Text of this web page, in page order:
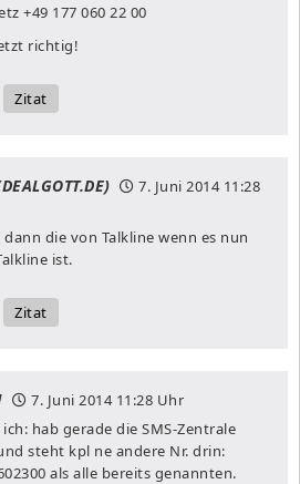
+49 177 060 22 00
richtig!
Zitat
7. Juni 201411:28
dann die von Talkline wenn es nun
ist.
Zitat
7. Juni 201411:28 Uhr
hab gerade die SMS-Zentrale
steht kpl ne andere Nr. drin:
als alle bereits genannten.